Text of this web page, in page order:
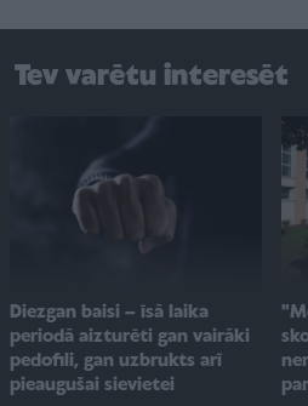
Tev varētu interesēt
Diezgan baisi – īsā laika
periodā aizturēti gan vairāki
pedofili, gan uzbrukts arī
pieaugušai sievietei